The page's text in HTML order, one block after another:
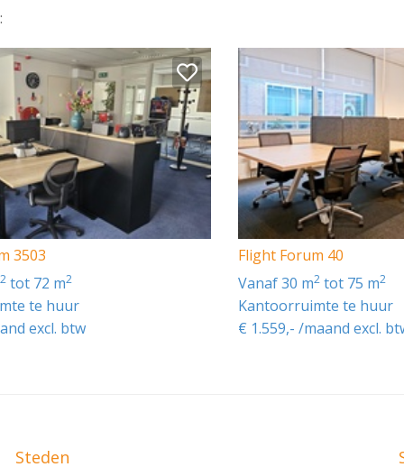
diverse diensten waarvan gebruik kan worden
op basis van beschikbaarheid
3503
2 tot 72 m2
te huur
excl. btw
Flight Forum 40
vanaf 30 m2tot 75 m2
Kantoorruimte te huur
€ 1.559,- /maand excl.
Steden